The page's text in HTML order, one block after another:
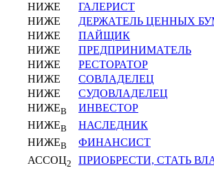
НИЖЕ
ГАЛЕРИСТ
НИЖЕ
ДЕРЖАТЕЛЬ ЦЕННЫХ
НИЖЕ
ПАЙЩИК
НИЖЕ
ПРЕДПРИНИМАТЕЛЬ
НИЖЕ
РЕСТОРАТОР
НИЖЕ
СОВЛАДЕЛЕЦ
НИЖЕ
СУДОВЛАДЕЛЕЦ
НИЖЕВ
ИНВЕСТОР
НИЖЕВ
НАСЛЕДНИК
НИЖЕВ
ФИНАНСИСТ
АССОЦ2
ПРИОБРЕСТИ, СТАТЬ